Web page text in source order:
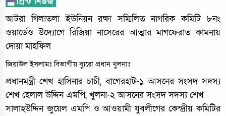
আটরা গিলাতলা ইউনিয়ন রক্ষা সম্মিলিত নাগরিক কমিটি ৮নং
ওয়ার্ডেও উদ্যোগে রিজিয়া নাসেরের আত্মার মাগফেরাত কামনায়
দোয়া মাহফিল
জিয়াউল ইসলামঃ বিভাগীয় ব্যুরো প্রধান খুলনাঃ
প্রধানমন্ত্রী শেখ হাসিনার চাচী, বাগেরহাট-১ আসনের সংসদ সদস্য
শেখ হেলাল উদ্দিন এমপি, খুলনা-২ আসনের সংসদ সদস্য শেখ
সালাহউদ্দিন জুয়েল এমপি ও আওয়ামী যুবলীগের কেন্দ্রীয় কমিটির